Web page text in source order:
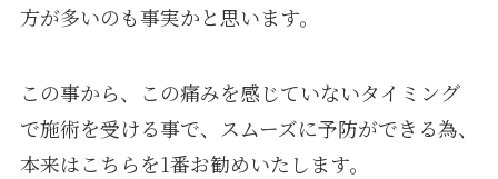
方が多いのも事実かと思います。
この事から、この痛みを感じていないタイミング
で施術を受ける事で、スムーズに予防ができる為、
本来はこちらを1番お勧めいたします。